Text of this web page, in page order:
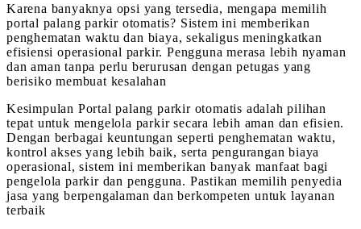
Karena banyaknya opsi yang tersedia, mengapa memilih
portal palang parkir otomatis? Sistem ini memberikan
penghematan waktu dan biaya, sekaligus meningkatkan
efisiensi operasional parkir. Pengguna merasa lebih nyaman
dan aman tanpa perlu berurusan dengan petugas yang
berisiko membuat kesalahan
Kesimpulan Portal palang parkir otomatis adalah pilihan
tepat untuk mengelola parkir secara lebih aman dan efisien.
Dengan berbagai keuntungan seperti penghematan waktu,
kontrol akses yang lebih baik, serta pengurangan biaya
operasional, sistem ini memberikan banyak manfaat bagi
pengelola parkir dan pengguna. Pastikan memilih penyedia
jasa yang berpengalaman dan berkompeten untuk layanan
terbaik